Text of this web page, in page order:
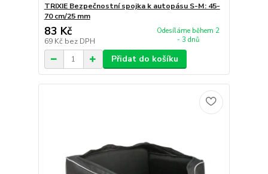
TRIXIE Bezpečnostní spojka k autopásu S-M: 45-
70 cm/25 mm
83 Kč
69 Kč bez DPH
Odesíláme během 2
- 3 dnů
Přidat do košíku